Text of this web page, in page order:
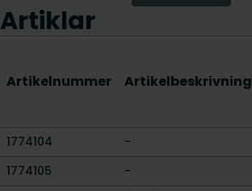
Artiklar
Artikelnummer Artikelbeskrivning
1774104 -
1774105
-